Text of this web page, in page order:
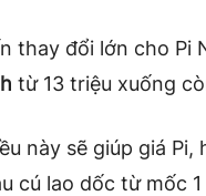
thay đổi lớn cho Pi
từ 13 triệu xuống
này sẽ giúp giá
cú lao dốc từ mốc